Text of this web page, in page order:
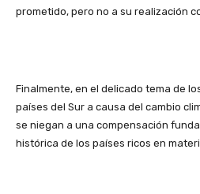
prometido, pero no a su realización
Finalmente, en el delicado tema de
países del Sur a causa del cambio
se niegan a una compensación
histórica de los países ricos en